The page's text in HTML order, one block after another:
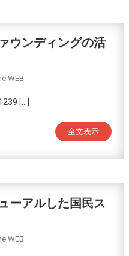
ウンディングの活
WEB
[…]
全文表示
ーアルした国民ス
WEB